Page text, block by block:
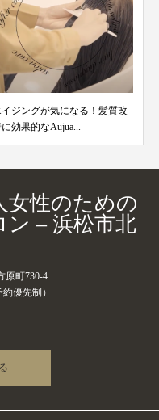
イジングが気になる！髪質改
効果的なAujua...
女性のための
– 浜松市北
原町730-4
優先制）